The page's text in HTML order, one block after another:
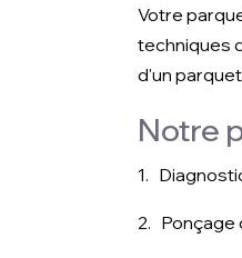
Votre
techniques
d'un
Notre
1.
2. Ponçage